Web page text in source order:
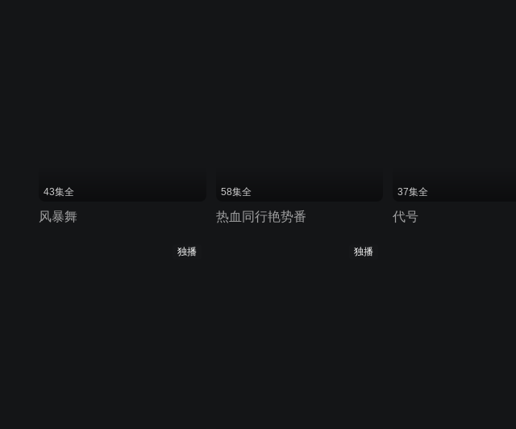
43集全
风暴舞
58集全
热血同行艳势番
37集全
代号
独播 独播